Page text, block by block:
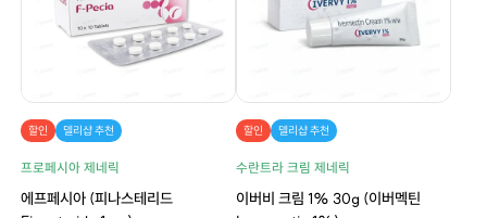
할인 델리샵 추천
프로페시아 제네릭
에프페시아 (피나스테리드
할인 델리샵 추천
수란트라 크림 제네릭
이버비 크림 1% 30g (이버멕틴